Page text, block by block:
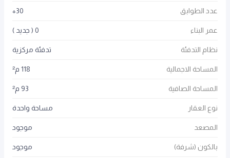
عدد الطوابق 30+
عمر البناء 0 ( جديد )
نظام التدفئة تدفئة مركزية
المساحة الاجمالية 118 م²
المساحة الصافية 93 م²
نوع العقار مساحة واحدة
المصعد موجود
بالكون (شرفة) موجود